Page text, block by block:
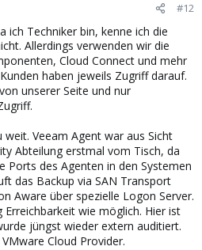
#12
ich Techniker bin, kenne ich die
Allerdings verwenden wir die
Cloud Connect und mehr
haben jeweils Zugriff darauf.
unserer Seite und nur
Veeam Agent war aus Sicht
Abteilung erstmal vom Tisch, da
Ports des Agenten in den Systemen
das Backup via SAN Transport
Aware über spezielle Logon Server.
wie möglich. Hier ist
jüngst wieder extern auditiert.
Cloud Provider.